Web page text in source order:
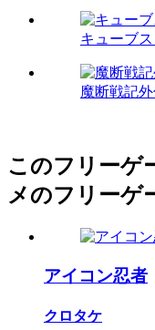
キューブス
魔断戦記
このフリーゲ
メのフリーゲ
アイコン忍者
クロタケ